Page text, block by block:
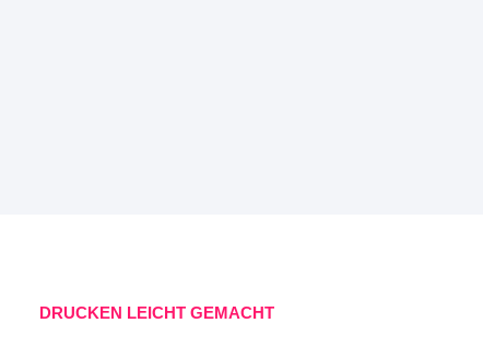
DRUCKEN LEICHT GEMACHT